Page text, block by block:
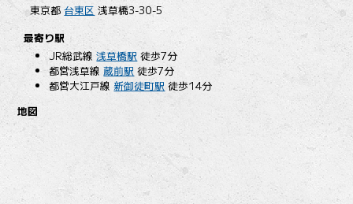
東京都台東区 浅草橋3-30-5
最寄り駅
JR総武線浅草橋駅 徒歩7分
都営浅草線蔵前駅 徒歩7分
都営大江戸線 新御徒町駅 徒歩14分
地図